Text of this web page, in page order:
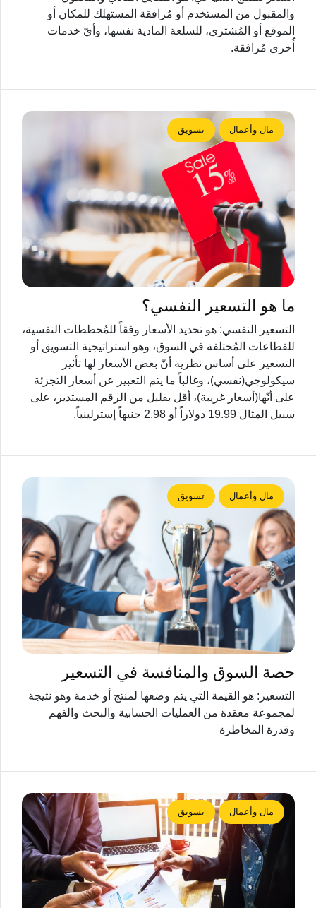
والمقبول من المستخدم أو مُرافقة المستهلك للمكان أو
الموقع أو المُشتري، للسلعة المادية نفسها، وأيّ خدمات
أُخرى مُرافقة.
مال وأعمال تسويق
ما هو التسعير النفسي؟
التسعير النفسي: هو تحديد الأسعار وفقاً للمُخططات النفسية،
للقطاعات المُختلفة في السوق، وهو استراتيجية التسويق أو
التسعير على أساس نظرية أنّ بعض الأسعار لها تأثير
سيكولوجي(نفسي)، وغالباً ما يتم التعبير عن أسعار التجزئة
على أنّها(أسعار غريبة)، أقل بقليل من الرقم المستدير، على
سبيل المثال 19.99 دولاراً أو 2.98 جنيهاً إسترلينياً.
مال وأعمال تسويق
حصة السوق والمنافسة في التسعير
التسعير: هو القيمة التي يتم وضعها لمنتج أو خدمة وهو نتيجة
لمجموعة معقدة من العمليات الحسابية والبحث والفهم
وقدرة المخاطرة
مال وأعمال تسويق